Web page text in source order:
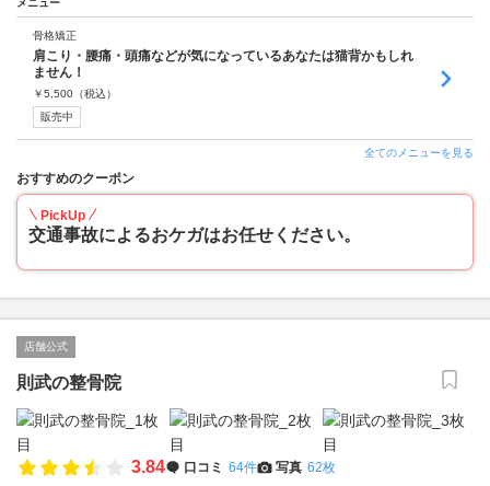
メニュー
骨格矯正
肩こり・腰痛・頭痛などが気になっているあなたは猫背かもしれ
ません！
￥5,500 （税込）
販売中
全てのメニューを見る
おすすめのクーポン
PickUp
交通事故によるおケガはお任せください。
店舗公式
則武の整骨院
3.84 口コミ 64件 写真 62枚